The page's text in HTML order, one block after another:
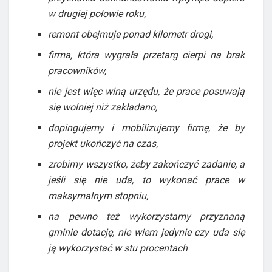
w drugiej połowie roku,
remont obejmuje ponad kilometr drogi,
firma, która wygrała przetarg cierpi na brak
pracowników,
nie jest więc winą urzędu, że prace posuwają
się wolniej niż zakładano,
dopingujemy i mobilizujemy firmę, że by
projekt ukończyć na czas,
zrobimy wszystko, żeby zakończyć zadanie, a
jeśli się nie uda, to wykonać prace w
maksymalnym stopniu,
na pewno też wykorzystamy przyznaną
gminie dotację, nie wiem jedynie czy uda się
ją wykorzystać w stu procentach